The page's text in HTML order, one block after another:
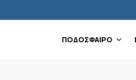
ΠΟΔΟΣΦΑΙΡΟ